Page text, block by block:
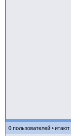
0 пользователей